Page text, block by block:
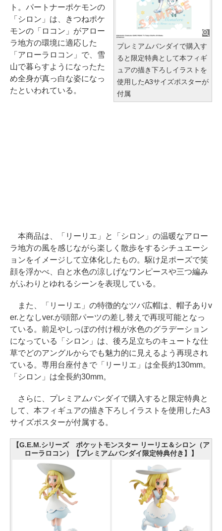
プレミアムバンダイで購入す
ると限定特典として本フィギ
ュアの描き下ろしイラストを
使用したA3サイズポスターが
付属
ト。パートナーポケモンの
「シロン」は、きつねポケ
モンの「ロコン」がアロー
ラ地方の環境に適応した
「アローラロコン」で、雪
山で暮らすようになったた
め全身が真っ白な姿になっ
たといわれている。
本商品は、「リーリエ」と「シロン」の温暖なアロー
ラ地方の風を感じながら楽しく散歩をするシチュエーシ
ョンをイメージして立体化したもの。駆け足ポーズで笑
顔を浮かべ、白と水色の涼しげなワンピースや三つ編み
がふわりとゆれるシーンを表現している。
また、「リーリエ」の特徴的なツバ広帽は、帽子ありv
er.となしver.が頭部パーツの差し替えで再現可能となっ
ている。前足やしっぽの付け根が水色のグラデーション
になっている「シロン」は、後ろ足立ちのキュートな仕
草でどのアングルからでも魅力的に見えるよう再現され
ている。専用台座付きで「リーリエ」は全長約130mm。
「シロン」は全長約30mm。
さらに、プレミアムバンダイで購入すると限定特典と
して、本フィギュアの描き下ろしイラストを使用したA3
サイズポスターが付属する。
【G.E.M.シリーズ ポケットモンスター リーリエ＆シロン（ア
ローラロコン）【プレミアムバンダイ限定特典付き】】